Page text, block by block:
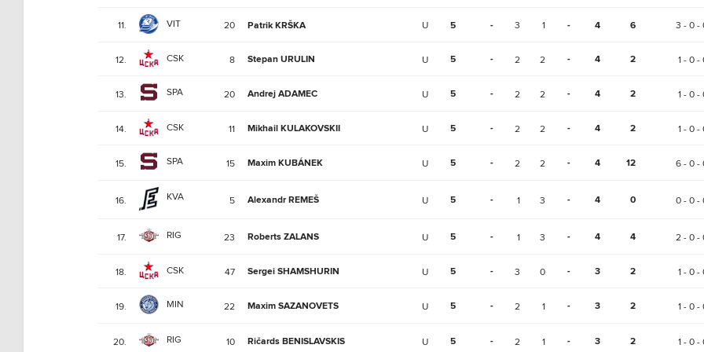
11. VIT 20 Patrik KRŠKA U 5 - 3 1 - 4 6 3 - 0 -
12. CSK 8 Stepan URULIN U 5 - 2 2 - 4 2 1 - 0 -
13. SPA 20 Andrej ADAMEC U 5 - 2 2 - 4 2 1 - 0 -
14. CSK 11 Mikhail KULAKOVSKII U 5 - 2 2 - 4 2 1 - 0 -
15. SPA 15 Maxim KUBÁNEK U 5 - 2 2 - 4 12 6 - 0 -
16. KVA 5 Alexandr REMEŠ U 5 - 1 3 - 4 0 0 - 0 -
17. RIG 23 Roberts ZALANS U 5 - 1 3 - 4 4 2 - 0 -
18. CSK 47 Sergei SHAMSHURIN U 5 - 3 0 - 3 2 1 - 0 -
19. MIN 22 Maxim SAZANOVETS U 5 - 2 1 - 3 2 1 - 0 -
20. RIG 10 Ričards BENISLAVSKIS U 5 - 2 1 - 3 2 1 - 0 -